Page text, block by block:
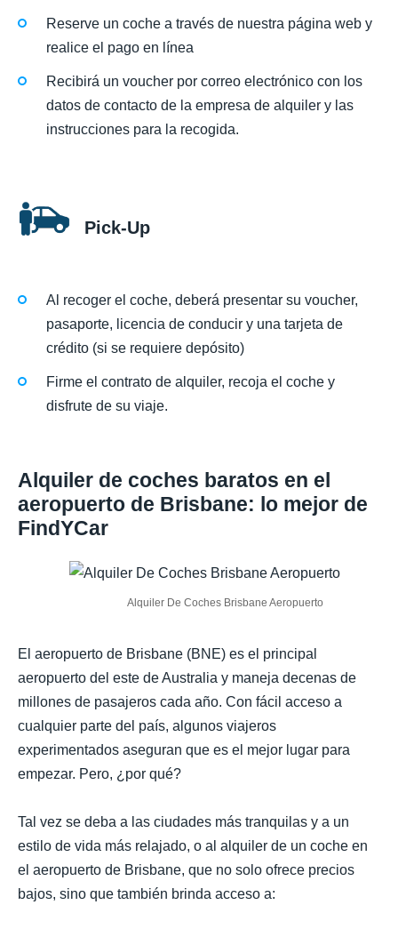
Reserve un coche a través de nuestra página web y
realice el pago en línea
Recibirá un voucher por correo electrónico con los
datos de contacto de la empresa de alquiler y las
instrucciones para la recogida.
Pick-Up
Al recoger el coche, deberá presentar su voucher,
pasaporte, licencia de conducir y una tarjeta de
crédito (si se requiere depósito)
Firme el contrato de alquiler, recoja el coche y
disfrute de su viaje.
Alquiler de coches baratos en el
aeropuerto de Brisbane: lo mejor de
FindYCar
Alquiler De Coches Brisbane Aeropuerto
El aeropuerto de Brisbane (BNE) es el principal
aeropuerto del este de Australia y maneja decenas de
millones de pasajeros cada año. Con fácil acceso a
cualquier parte del país, algunos viajeros
experimentados aseguran que es el mejor lugar para
empezar. Pero, ¿por qué?
Tal vez se deba a las ciudades más tranquilas y a un
estilo de vida más relajado, o al alquiler de un coche en
el aeropuerto de Brisbane, que no solo ofrece precios
bajos, sino que también brinda acceso a: